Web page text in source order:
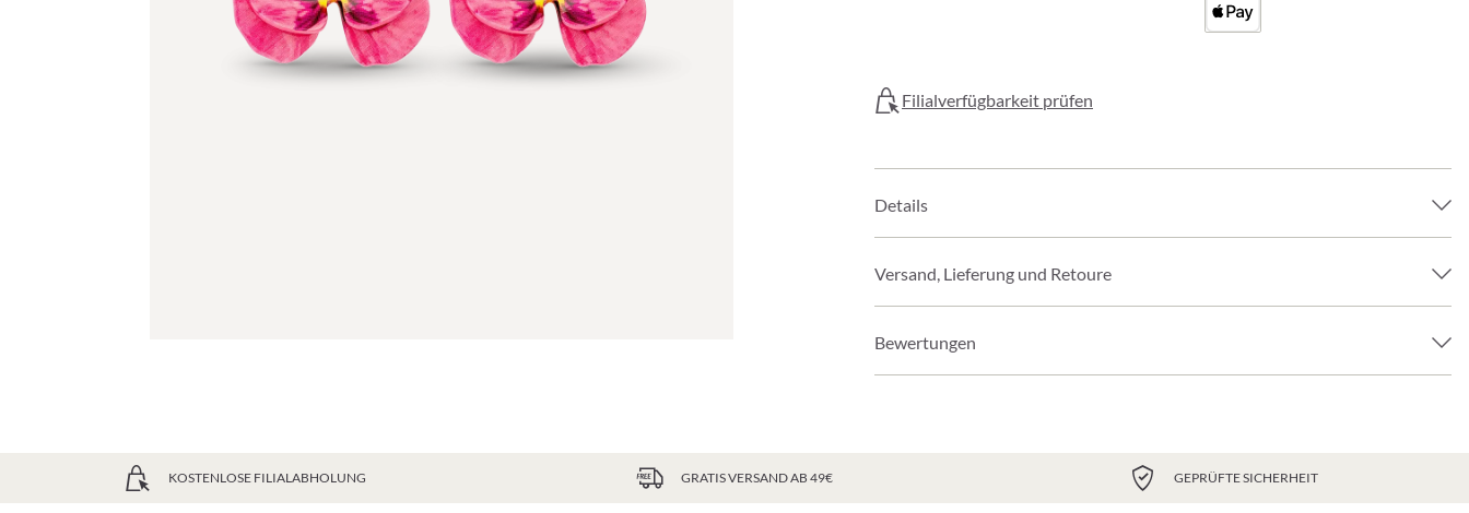
Filialverfügbarkeit prüfen
Details
Versand, Lieferung und Retoure
Bewertungen
KOSTENLOSE FILIALABHOLUNG GRATIS VERSAND AB 49€ GEPRÜFTE SICHERHEIT